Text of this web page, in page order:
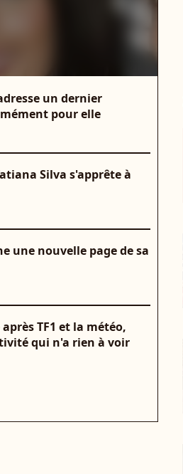
un dernier
pour elle
Silva s'apprête à
une nouvelle page de sa
TF1 et la météo,
qui n'a rien à voir